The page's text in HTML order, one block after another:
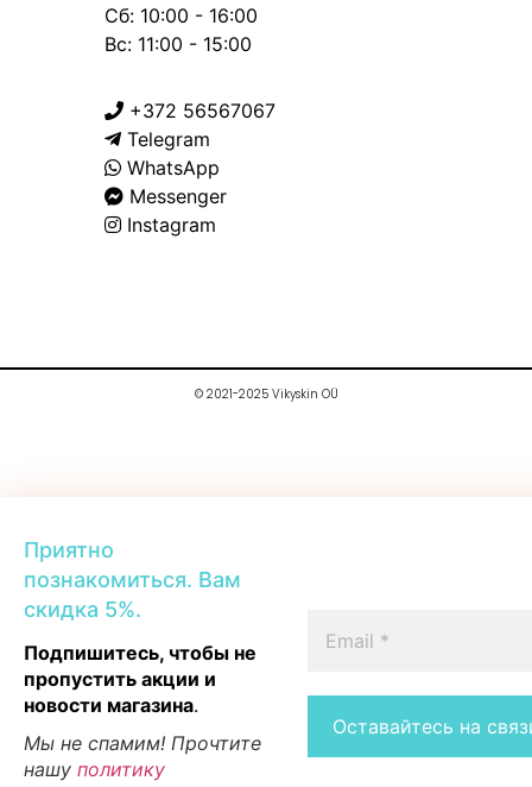
Приятно
познакомиться. Вам
скидка 5%.
Подпишитесь, чтобы не
пропустить акции и
новости магазина.
Мы не спамим! Прочтите
нашу политику
Сб: 10:00 - 16:00
Вс: 11:00 - 15:00
+372 56567067
Telegram
WhatsApp
Messenger
Instagram
© 2021-2025 Vikyskin OÜ